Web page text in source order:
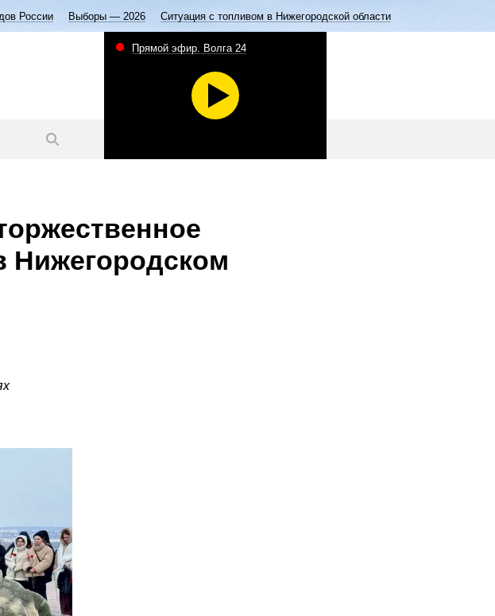
России Выборы — 2026 Ситуация с топливом в Нижегородской области
Прямой эфир. Волга 24
Нижегородском